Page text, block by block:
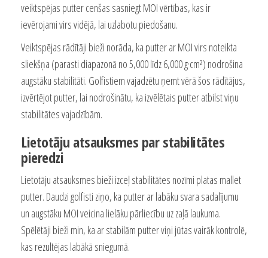
veiktspējas putter cenšas sasniegt MOI vērtības, kas ir
ievērojami virs vidējā, lai uzlabotu piedošanu.
Veiktspējas rādītāji bieži norāda, ka putter ar MOI virs noteikta
sliekšņa (parasti diapazonā no 5,000 līdz 6,000 g·cm²) nodrošina
augstāku stabilitāti. Golfistiem vajadzētu ņemt vērā šos rādītājus,
izvērtējot putter, lai nodrošinātu, ka izvēlētais putter atbilst viņu
stabilitātes vajadzībām.
Lietotāju atsauksmes par stabilitātes
pieredzi
Lietotāju atsauksmes bieži izceļ stabilitātes nozīmi platas mallet
putter. Daudzi golfisti ziņo, ka putter ar labāku svara sadalījumu
un augstāku MOI veicina lielāku pārliecību uz zaļā laukuma.
Spēlētāji bieži min, ka ar stabilām putter viņi jūtas vairāk kontrolē,
kas rezultējas labākā sniegumā.